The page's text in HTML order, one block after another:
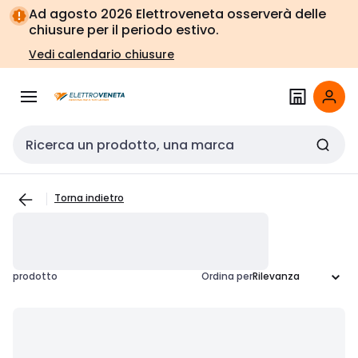
Vai alla
navigazione
Vai
alla
pagina
Ad agosto 2026 Elettroveneta osserverà delle
chiusure per il periodo estivo.
Vedi calendario chiusure
Cerca input
Torna indietro
prodotto Ordina per